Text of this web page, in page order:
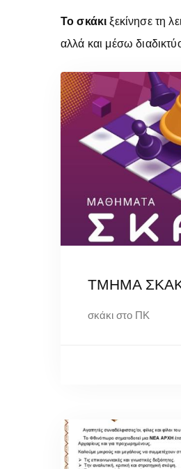
Το σκάκι ξεκίνησε τη
αλλά και μέσω
ΤΜΗΜΑ
σκάκι στο ΠΚ